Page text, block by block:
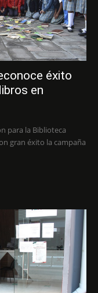
éxito
en
para la Biblioteca